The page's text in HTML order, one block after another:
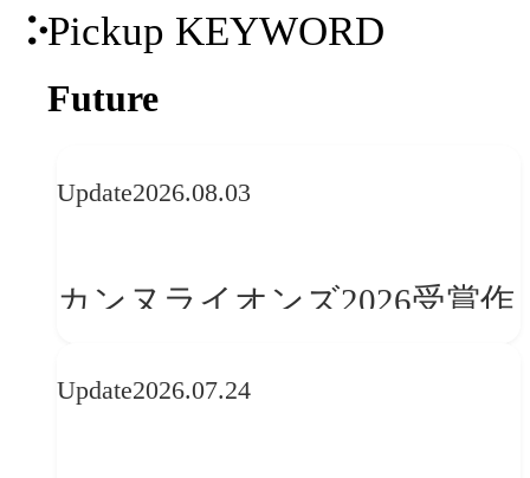
Pickup KEYWORD
Future
Update2026.08.03
カンヌライオンズ2026受賞作
──「優れたブランド体験」
Update2026.07.24